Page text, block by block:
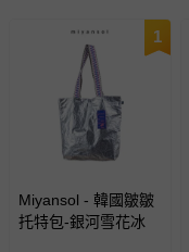
1
Miyansol - 韓國皺皺
托特包-銀河雪花冰